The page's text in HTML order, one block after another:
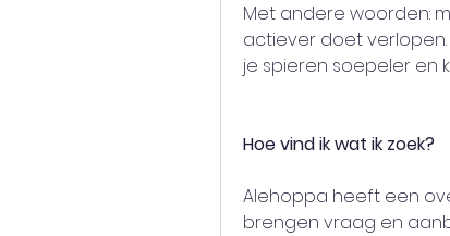
Met andere woorden:
actiever doet
je spieren soepeler en
Hoe vind ik wat ik zoek?
Alehoppa heeft een
brengen vraag en